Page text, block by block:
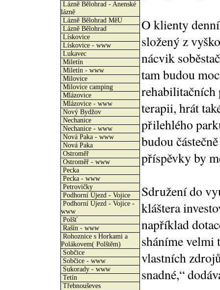
Lázně Bělohrad - Anenské
lázně
Lázně Bělohrad MěÚ
Lázně Bělohrad
Lískovice
Lískovice - www
Lukavec
Miletín
Miletín - www
Milovice
Milovice camping
Mlázovice
Mlázovice - www
Nový Bydžov
Nechanice
Nechanice - www
Nová Paka - www
Nová Paka
Ostroměř
Ostroměř - www
Pecka
Pecka - www
Petrovičky
Podhorní Újezd - Vojice
Podhorní Újezd - Vojice -
www
Polšť
Rašín - www
Rohoznice s Horkami a
Polákovem( Polštěm)
Sobčice
Sobčice - www
Sukorady - www
Tetín
Třebnouševes
O klienty
složený z
nácvik
tam budou
rehabilitačních
terapii, hrát
přilehlého
budou
příspěvky by
Sdružení do
kláštera
například
sháníme velmi
vlastních
snadné,“